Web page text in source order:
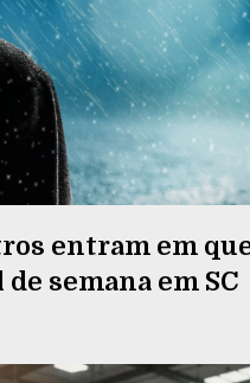
entram em
semana em SC